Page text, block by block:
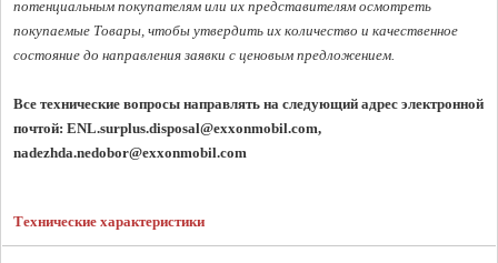
потенциальным покупателям или их представителям осмотреть
покупаемые Товары, чтобы утвердить их количество и качественное
состояние до направления заявки с ценовым предложением.
Все технические вопросы направлять на следующий адрес электронной
почтой: ENL.surplus.disposal@exxonmobil.com,
nadezhda.nedobor@exxonmobil.com
Технические характеристики